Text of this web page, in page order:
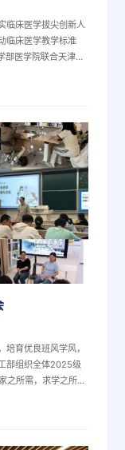
临床医学拔尖创新人
临床医学教学标准
部医学院联合天津大
心医院临床学院副
出席会议。会议由王
育优良班风学风，
部组织全体2025级
之所需，求学之所
等方面，引导学生
政策、培养方案和填